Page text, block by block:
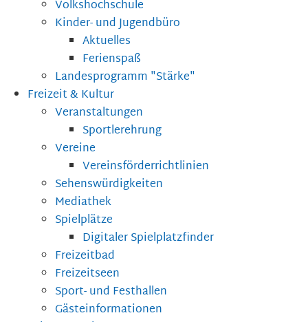
Volkshochschule
Kinder- und Jugendbüro
Aktuelles
Ferienspaß
Landesprogramm "Stärke"
Freizeit & Kultur
Veranstaltungen
Sportlerehrung
Vereine
Vereinsförderrichtlinien
Sehenswürdigkeiten
Mediathek
Spielplätze
Digitaler Spielplatzfinder
Freizeitbad
Freizeitseen
Sport- und Festhallen
Gästeinformationen